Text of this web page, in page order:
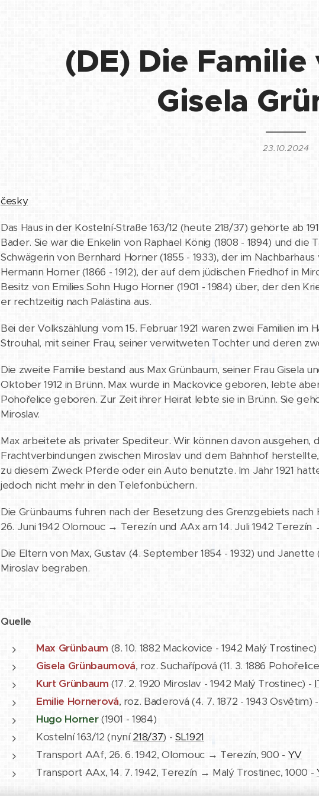
(DE) Die
Gisela
23.10.2024
česky
Das Haus in der Kostelní-Straße 163/12 (heute 218/37) gehörte ab
Bader. Sie war die Enkelin von Raphael König (1808 - 1894) und die
Schwägerin von Bernhard Horner (1855 - 1933), der im
Hermann Horner (1866 - 1912), der auf dem jüdischen Friedhof in
Besitz von Emilies Sohn Hugo Horner (1901 - 1984) über, der den
er rechtzeitig nach Palästina aus.
Bei der Volkszählung vom 15. Februar 1921 waren zwei Familien im
Strouhal, mit seiner Frau, seiner verwitweten Tochter und deren
Die zweite Familie bestand aus Max Grünbaum, seiner Frau Gisela
Oktober 1912 in Brünn. Max wurde in Mackovice geboren, lebte
Pohořelice geboren. Zur Zeit ihrer Heirat lebte sie in Brünn. Sie
Miroslav.
Max arbeitete als privater Spediteur. Wir können davon ausgehen,
Frachtverbindungen zwischen Miroslav und dem Bahnhof
zu diesem Zweck Pferde oder ein Auto benutzte. Im Jahr 1921
jedoch nicht mehr in den Telefonbüchern.
Die Grünbaums fuhren nach der Besetzung des Grenzgebiets
26. Juni 1942 Olomouc → Terezín und AAx am 14. Juli 1942
Die Eltern von Max, Gustav (4. September 1854 - 1932) und
Miroslav begraben.
Quelle
Max Grünbaum (8. 10. 1882 Mackovice - 1942 Malý Trostinec)
Gisela Grünbaumová, roz. Suchařípová (11. 3. 1886
Kurt Grünbaum (17. 2. 1920 Miroslav - 1942 Malý Trostinec) -
Emilie Hornerová, roz. Baderová (4. 7. 1872 - 1943 Osvětim) -
Hugo Horner(1901 - 1984)
Kostelní 163/12 (nyní218/37) - SL1921
Transport AAf, 26. 6. 1942, Olomouc → Terezín, 900 - YV
Transport AAx, 14. 7. 1942, Terezín → Malý Trostinec, 1000 -